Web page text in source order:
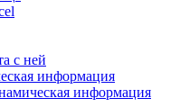
с ней
информация
информация